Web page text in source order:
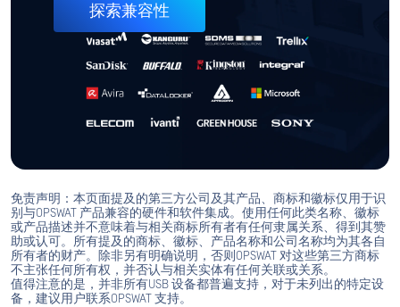
探索兼容性
免责声明：本页面提及的第三方公司及其产品、商标和徽标仅用于识
别与OPSWAT 产品兼容的硬件和软件集成。使用任何此类名称、徽标
或产品描述并不意味着与相关商标所有者有任何隶属关系、得到其赞
助或认可。所有提及的商标、徽标、产品名称和公司名称均为其各自
所有者的财产。除非另有明确说明，否则OPSWAT 对这些第三方商标
不主张任何所有权，并否认与相关实体有任何关联或关系。
值得注意的是，并非所有USB 设备都普遍支持，对于未列出的特定设
备，建议用户联系OPSWAT 支持。